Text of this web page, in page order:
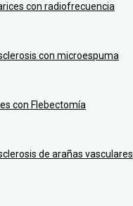
con radiofrecuencia
con microespuma
con Flebectomía
de arañas vasculares